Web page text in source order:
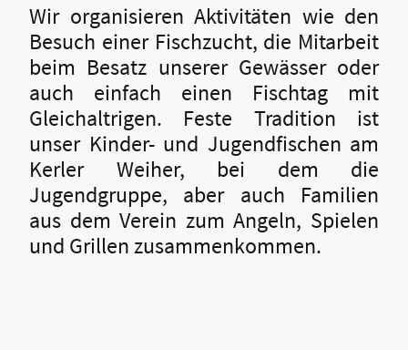
Wir organisieren Aktivitäten wie den
Besuch einer Fischzucht, die Mitarbeit
beim Besatz unserer Gewässer oder
auch einfach einen Fischtag mit
Gleichaltrigen. Feste Tradition ist
unser Kinder- und Jugendfischen am
Kerler Weiher, bei dem die
Jugendgruppe, aber auch Familien
aus dem Verein zum Angeln, Spielen
und Grillen zusammenkommen.